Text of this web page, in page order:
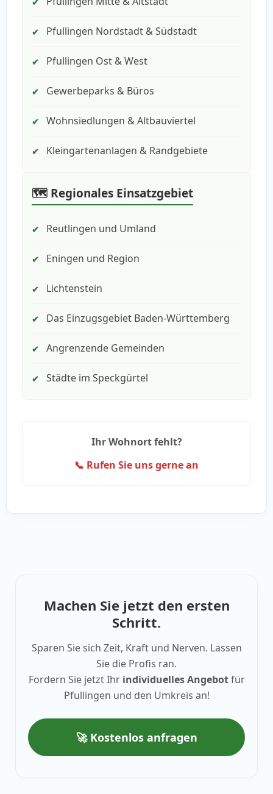
✔ Pfullingen Nordstadt & Südstadt
✔ Pfullingen Ost & West
✔ Gewerbeparks & Büros
✔ Wohnsiedlungen & Altbauviertel
✔ Kleingartenanlagen & Randgebiete
🗺️ Regionales Einsatzgebiet
✔ Reutlingen und Umland
✔ Eningen und Region
✔ Lichtenstein
✔ Das Einzugsgebiet Baden-Württemberg
✔ Angrenzende Gemeinden
✔ Städte im Speckgürtel
Ihr Wohnort fehlt?
📞 Rufen Sie uns gerne an
Machen Sie jetzt den ersten
Schritt.
Sparen Sie sich Zeit, Kraft und Nerven. Lassen
Sie die Profis ran.
Fordern Sie jetzt Ihr individuelles Angebotfür
Pfullingen und den Umkreis an!
🚀 Kostenlos anfragen